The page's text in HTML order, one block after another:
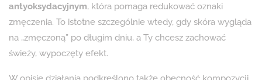
antyoksydacyjnym, która pomaga redukować oznaki
zmęczenia. To istotne szczególnie wtedy, gdy skóra wygląda
na „zmęczoną” po długim dniu, a Ty chcesz zachować
świeży, wypoczęty efekt.